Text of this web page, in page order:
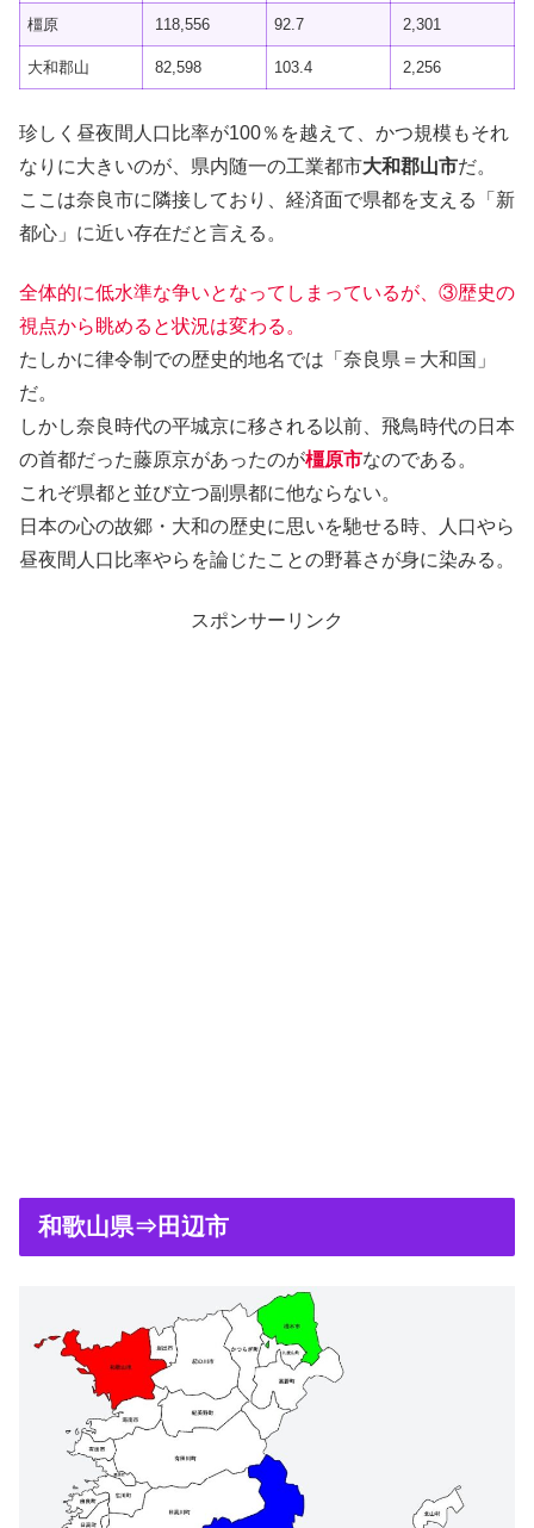
橿原 118,556 92.7 2,301
大和郡山 82,598 103.4 2,256
珍しく昼夜間人口比率が100％を越えて、かつ規模もそれ
なりに大きいのが、県内随一の工業都市大和郡山市だ。
ここは奈良市に隣接しており、経済面で県都を支える「新
都心」に近い存在だと言える。
全体的に低水準な争いとなってしまっているが、③歴史の
視点から眺めると状況は変わる。
たしかに律令制での歴史的地名では「奈良県＝大和国」
だ。
しかし奈良時代の平城京に移される以前、飛鳥時代の日本
の首都だった藤原京があったのが橿原市なのである。
これぞ県都と並び立つ副県都に他ならない。
日本の心の故郷・大和の歴史に思いを馳せる時、人口やら
昼夜間人口比率やらを論じたことの野暮さが身に染みる。
スポンサーリンク
和歌山県⇒田辺市